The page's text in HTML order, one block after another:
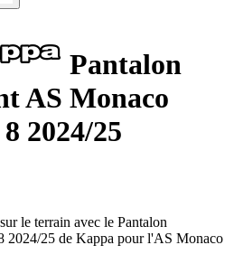
Pantalon
AS Monaco
2024/25
le terrain avec le Pantalon
2024/25 de Kappa pour l'AS Monaco